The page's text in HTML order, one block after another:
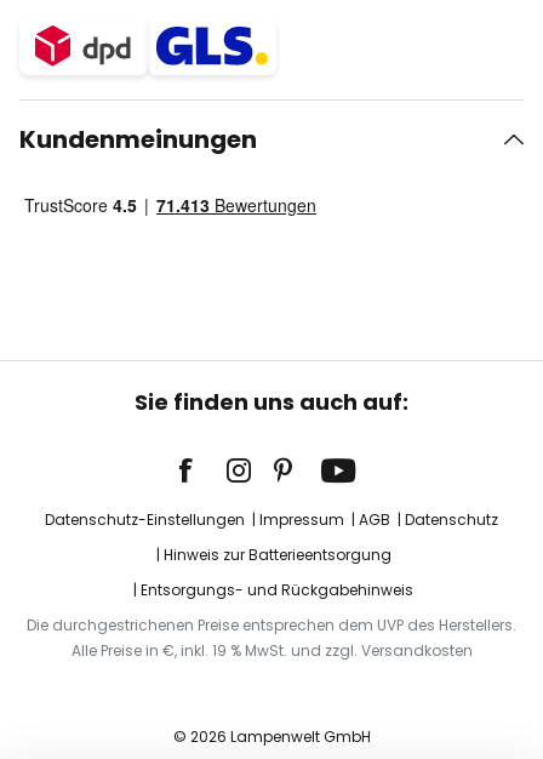
Kundenmeinungen
Sie finden uns auch auf:
Datenschutz-Einstellungen Impressum AGB
Datenschutz
Hinweis zur Batterieentsorgung
Entsorgungs- und Rückgabehinweis
Die durchgestrichenen Preise entsprechen dem UVP des Herstellers.
Alle Preise in €, inkl. 19 % MwSt. und zzgl. Versandkosten
© 2026 Lampenwelt GmbH